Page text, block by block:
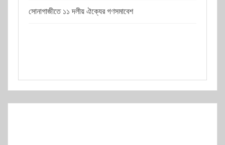
সোনাগাজীতে ১১ দলীয় ঐক্যের গণসমাবেশ